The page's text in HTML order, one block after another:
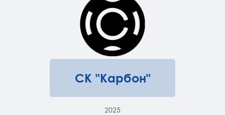
СК "Карбон"
2025